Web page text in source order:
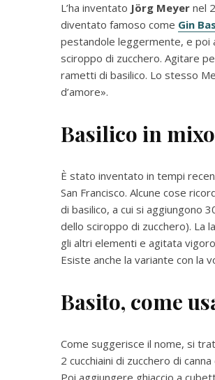
L’ha inventato Jörg Meyer nel
diventato famoso come Gin
pestandole leggermente, e poi
sciroppo di zucchero. Agitare
rametti di basilico. Lo stesso
d’amore».
Basilico in
È stato inventato in tempi
San Francisco. Alcune cose
di basilico, a cui si aggiungono
dello sciroppo di zucchero). La
gli altri elementi e agitata
Esiste anche la variante con la
Basito, come
Come suggerisce il nome, si
2 cucchiaini di zucchero di